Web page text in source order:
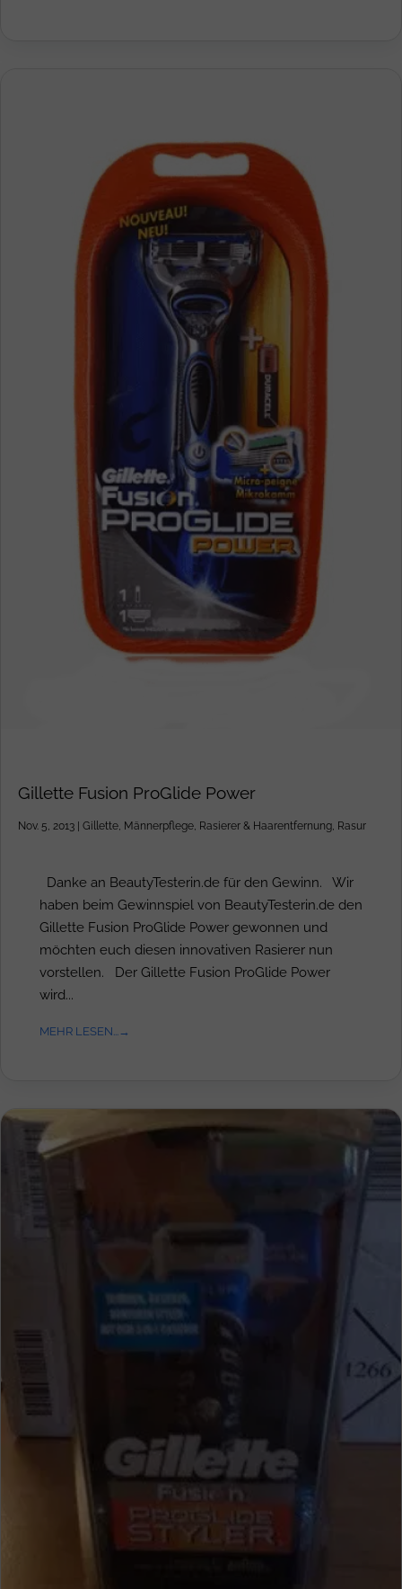
Gillette Fusion ProGlide Power
Nov. 5, 2013 | Gillette Männerpflege Rasierer & Haarentfernung Rasur
Danke an BeautyTesterin.de für den Gewinn. Wir
haben beim Gewinnspiel von BeautyTesterin.de den
Gillette Fusion ProGlide Power gewonnen und
möchten euch diesen innovativen Rasierer nun
vorstellen. Der Gillette Fusion ProGlide Power
wird...
MEHR LESEN...